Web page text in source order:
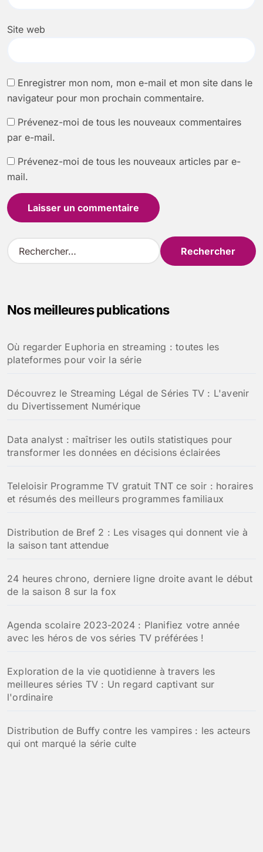
Site web
Enregistrer mon nom, mon e-mail et mon site dans le
navigateur pour mon prochain commentaire.
Prévenez-moi de tous les nouveaux commentaires
par e-mail.
Prévenez-moi de tous les nouveaux articles par e-
mail.
R
e
r
e
r
Nos meilleures publications
Où regarder Euphoria en streaming : toutes les
plateformes pour voir la série
Découvrez le Streaming Légal de Séries TV : L'avenir
du Divertissement Numérique
Data analyst : maîtriser les outils statistiques pour
transformer les données en décisions éclairées
Teleloisir Programme TV gratuit TNT ce soir : horaires
et résumés des meilleurs programmes familiaux
Distribution de Bref 2 : Les visages qui donnent vie à
la saison tant attendue
24 heures chrono, derniere ligne droite avant le début
de la saison 8 sur la fox
Agenda scolaire 2023-2024 : Planifiez votre année
avec les héros de vos séries TV préférées !
Exploration de la vie quotidienne à travers les
meilleures séries TV : Un regard captivant sur
l'ordinaire
Distribution de Buffy contre les vampires : les acteurs
qui ont marqué la série culte